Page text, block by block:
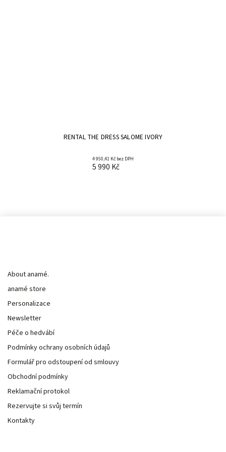
RENTAL THE DRESS SALOME IVORY
4 950,41 Kč bez DPH
5 990 Kč
About anamé.
anamé store
Personalizace
Newsletter
Péče o hedvábí
Podmínky ochrany osobních údajů
Formulář pro odstoupení od smlouvy
Obchodní podmínky
Reklamační protokol
Rezervujte si svůj termín
Kontakty